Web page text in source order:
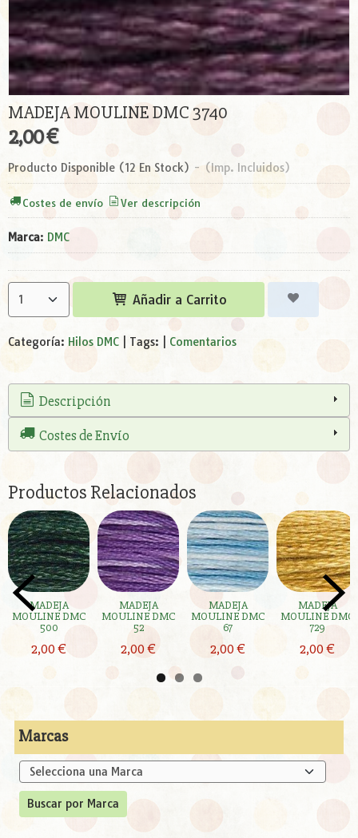
Marcas
MADEJA MOULINE DMC 3740
2,00 €
Producto Disponible (12 En Stock) - (Imp. Incluidos)
Costes de envío Ver descripción
Marca: DMC
Añadir a Carrito
Categoría: Hilos DMC Tags: Comentarios
Descripción
Costes de Envío
Productos Relacionados
MADEJA
MOULINE DMC
500
2,00 €
MADEJA
MOULINE DMC
52
2,00 €
MADEJA
MOULINE DMC
67
2,00 €
MADEJA
MOULINE DMC
729
2,00 €